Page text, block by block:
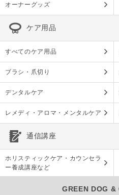
オーナーグッズ
ケア用品
すべてのケア用品
ブラシ・爪切り
デンタルケア
レメディ・アロマ・メンタルケア
通信講座
ホリスティックケア・カウンセラ
ー養成講座など
GREEN DOG &